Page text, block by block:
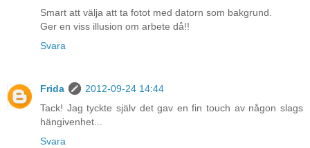
Smart att välja att ta fotot med datorn som bakgrund.
Ger en viss illusion om arbete då!!
Svara
Frida
2012-09-24 14:44
Tack! Jag tyckte själv det gav en fin touch av någon slags
hängivenhet...
Svara